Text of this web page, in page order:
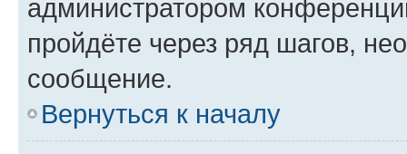
администратором
пройдёте через ряд шагов,
сообщение.
Вернуться к началу